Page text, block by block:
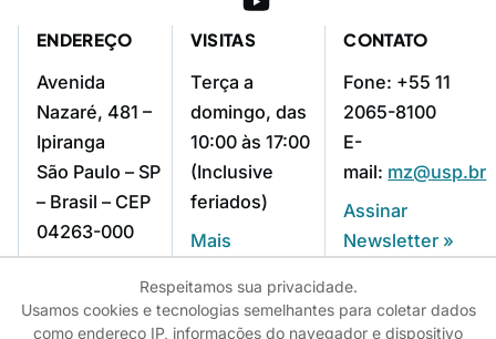
ENDEREÇO
Avenida
Nazaré, 481 –
Ipiranga
São Paulo – SP
– Brasil – CEP
04263-000
VISITAS
Terça a
domingo, das
10:00 às 17:00
(Inclusive
feriados)
Mais
CONTATO
Fone: +55 11
2065-8100
E-
mail: mz@usp.br
Assinar
Newsletter »
Respeitamos sua privacidade.
Usamos cookies e tecnologias semelhantes para coletar dados
como endereço IP, informações do navegador e dispositivo